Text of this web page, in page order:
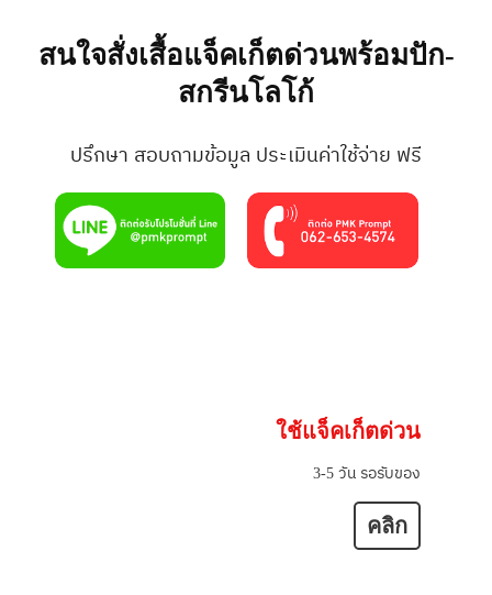
สนใจสั่งเสื้อแจ็คเก็ตด่วนพร้อมปัก-
สกรีนโลโก้
ปรึกษา สอบถามข้อมูล ประเมินค่าใช้จ่าย ฟรี
ใช้แจ็คเก็ตด่วน
3-5 วัน รอรับของ
คลิก